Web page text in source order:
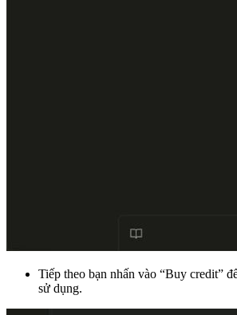
Tiếp theo bạn nhấn vào “Buy credit”
sử dụng.